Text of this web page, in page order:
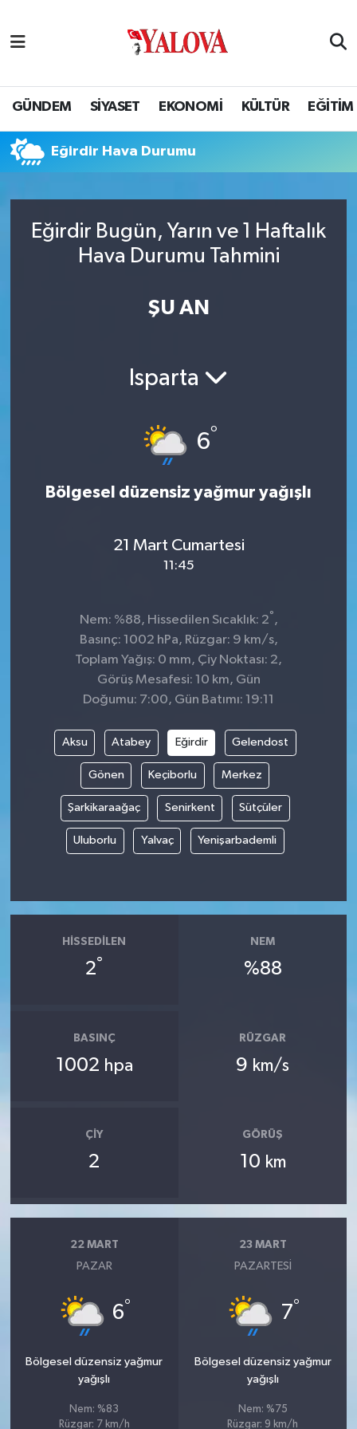
GÜNDEM SİYASET EKONOMİ KÜLTÜR EĞİTİM
Eğirdir Hava Durumu
Eğirdir Bugün, Yarın ve 1 Haftalık
Hava Durumu Tahmini
ŞU AN
Isparta
6°
Bölgesel düzensiz yağmur yağışlı
21 Mart Cumartesi
11:45
Nem: %88, Hissedilen Sıcaklık: 2° ,
Basınç: 1002 hPa, Rüzgar: 9 km/s,
Toplam Yağış: 0 mm, Çiy Noktası: 2,
Görüş Mesafesi: 10 km, Gün
Doğumu: 7:00, Gün Batımı: 19:11
Aksu Atabey Eğirdir Gelendost
Gönen Keçiborlu Merkez
Şarkikaraağaç Senirkent Sütçüler
Uluborlu Yalvaç Yenişarbademli
HISSEDILEN
2°
NEM
%88
BASINÇ
1002 hpa
RÜZGAR
9 km/s
ÇIY
2
GÖRÜŞ
10 km
22 MART
PAZAR
6°
Bölgesel düzensiz yağmur
yağışlı
Nem: %83
Rüzgar: 7 km/h
23 MART
PAZARTESI
7°
Bölgesel düzensiz yağmur
yağışlı
Nem: %75
Rüzgar: 9 km/h
SİYASET
EĞİTİM
BİLİM VE TEKNOLOJİ
Yalova Nöbetçi Eczaneler
Yalova Hava Durumu
Puan Durumu ve Fikstür
Tüm Manşetler
Son Dakika Haberleri